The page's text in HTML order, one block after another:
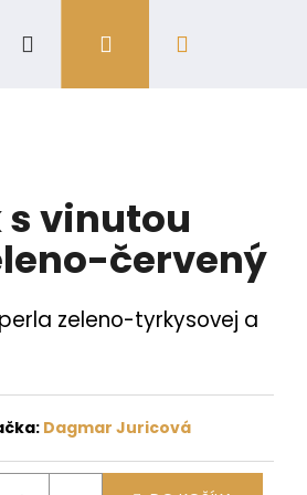
Hľadať Prihlásenie
vinutou
červený
zeleno-tyrkysovej a
Dagmar Juricová